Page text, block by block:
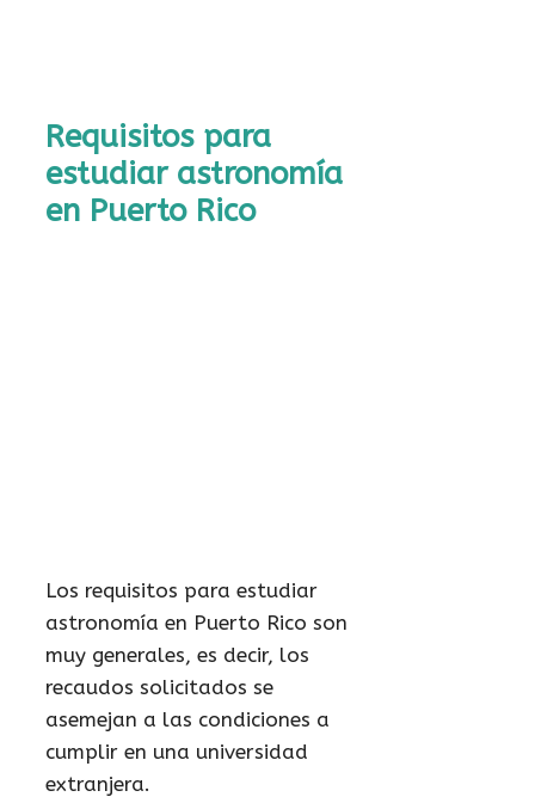
Requisitos para
estudiar astronomía
en Puerto Rico
Los requisitos para estudiar
astronomía en Puerto Rico son
muy generales, es decir, los
recaudos solicitados se
asemejan a las condiciones a
cumplir en una universidad
extranjera.